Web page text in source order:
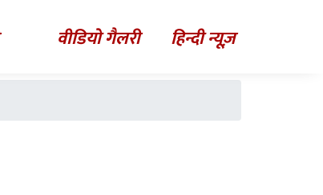
वीडियो गैलरी हिन्दी न्यूज़